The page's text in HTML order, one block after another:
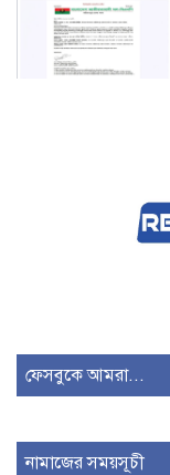
ফেসবুকে আমরা...
নামাজের সময়সূচী